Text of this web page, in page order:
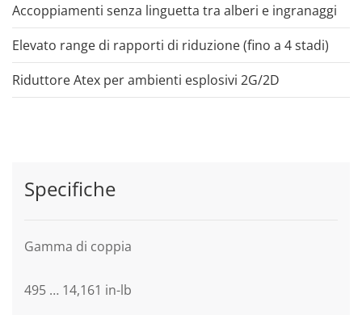
Accoppiamenti senza linguetta tra alberi e ingranaggi
Elevato range di rapporti di riduzione (fino a 4 stadi)
Riduttore Atex per ambienti esplosivi 2G/2D
Specifiche
Gamma di coppia
495 … 14,161 in-lb